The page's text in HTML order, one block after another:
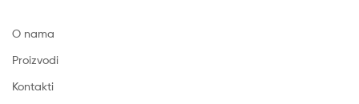
O nama
Proizvodi
Kontakti